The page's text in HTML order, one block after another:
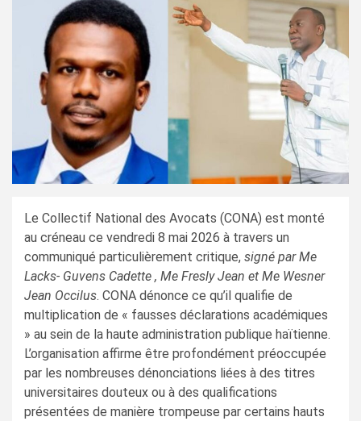
Le Collectif National des Avocats (CONA) est monté
au créneau ce vendredi 8 mai 2026 à travers un
communiqué particulièrement critique, signé par Me
Lacks- Guvens Cadette , Me Fresly Jean et Me Wesner
Jean Occilus. CONA dénonce ce qu’il qualifie de
multiplication de « fausses déclarations académiques
» au sein de la haute administration publique haïtienne.
L’organisation affirme être profondément préoccupée
par les nombreuses dénonciations liées à des titres
universitaires douteux ou à des qualifications
présentées de manière trompeuse par certains hauts